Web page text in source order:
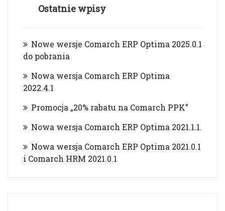
Ostatnie wpisy
Nowe wersje Comarch ERP Optima 2025.0.1
do pobrania
Nowa wersja Comarch ERP Optima
2022.4.1
Promocja „20% rabatu na Comarch PPK”
Nowa wersja Comarch ERP Optima 2021.1.1.
Nowa wersja Comarch ERP Optima 2021.0.1
i Comarch HRM 2021.0.1